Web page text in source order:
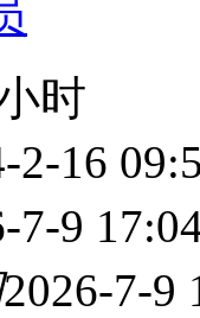
时
2-16
7-9
2026-7-9